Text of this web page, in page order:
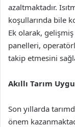
azaltmaktadır.
koşullarında bile
Ek olarak,
panelleri,
takip etmesini
Akıllı Tarım
Son yıllarda
önem